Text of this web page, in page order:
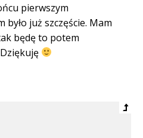
pierwszym
było już szczęście. Mam
będę to potem